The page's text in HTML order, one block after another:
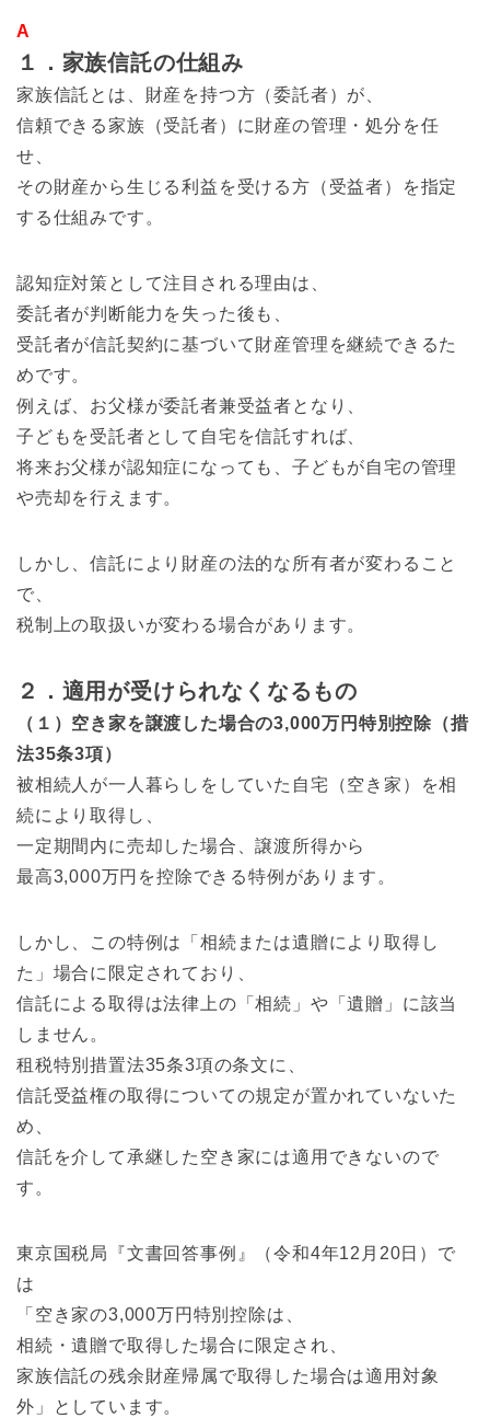
A
１．家族信託の仕組み
家族信託とは、財産を持つ方（委託者）が、
信頼できる家族（受託者）に財産の管理・処分を任
せ、
その財産から生じる利益を受ける方（受益者）を指定
する仕組みです。
認知症対策として注目される理由は、
委託者が判断能力を失った後も、
受託者が信託契約に基づいて財産管理を継続できるた
めです。
例えば、お父様が委託者兼受益者となり、
子どもを受託者として自宅を信託すれば、
将来お父様が認知症になっても、子どもが自宅の管理
や売却を行えます。
しかし、信託により財産の法的な所有者が変わること
で、
税制上の取扱いが変わる場合があります。
２．適用が受けられなくなるもの
（１）空き家を譲渡した場合の3,000万円特別控除（措
法35条3項）
被相続人が一人暮らしをしていた自宅（空き家）を相
続により取得し、
一定期間内に売却した場合、譲渡所得から
最高3,000万円を控除できる特例があります。
しかし、この特例は「相続または遺贈により取得し
た」場合に限定されており、
信託による取得は法律上の「相続」や「遺贈」に該当
しません。
租税特別措置法35条3項の条文に、
信託受益権の取得についての規定が置かれていないた
め、
信託を介して承継した空き家には適用できないので
す。
東京国税局『文書回答事例』（令和4年12月20日）で
は
「空き家の3,000万円特別控除は、
相続・遺贈で取得した場合に限定され、
家族信託の残余財産帰属で取得した場合は適用対象
外」としています。